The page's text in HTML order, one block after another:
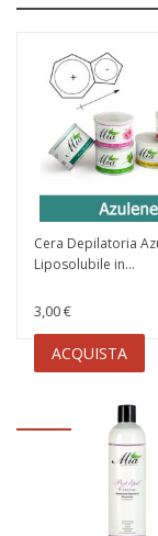
Cera Depilatoria
Liposolubile in...
3,00 €
ACQUISTA